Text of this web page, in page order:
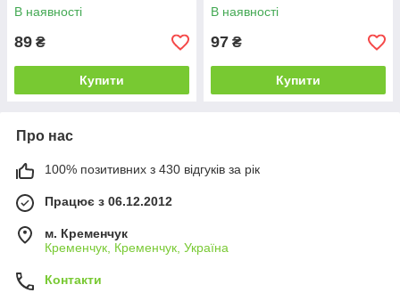
В наявності
89 ₴
Купити
В наявності
97 ₴
Купити
Про нас
100% позитивних з 430 відгуків за рік
Працює з 06.12.2012
м. Кременчук
Кременчук, Кременчук, Україна
Контакти